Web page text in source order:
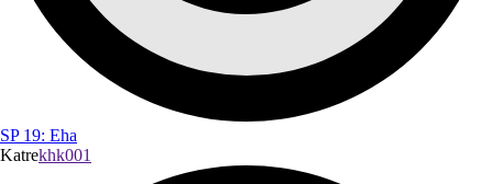
SP 19: Eha
Katrekhk001